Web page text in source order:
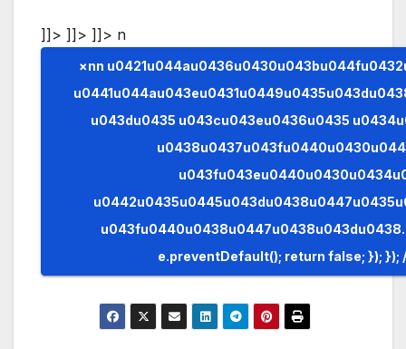
]]> ]]> ]]> n
×nn u0421u044au0436u0430u043bu044fu0432u0430u043cu0435,
u043du0435 u043cu043eu0436u0435
u043fu0440u0438u0447u0438u043du0438.